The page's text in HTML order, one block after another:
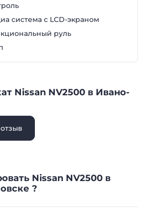
система с LCD-экраном
руль
Nissan NV2500 в Ивано-
Nissan NV2500 в
?